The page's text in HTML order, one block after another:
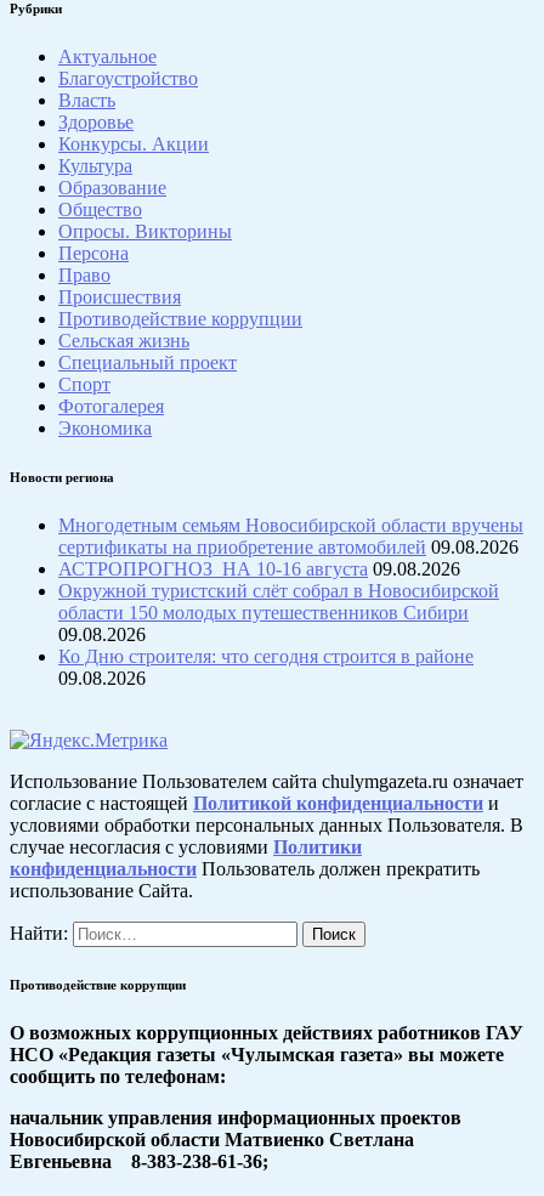
Рубрики
Актуальное
Благоустройство
Власть
Здоровье
Конкурсы. Акции
Культура
Образование
Общество
Опросы. Викторины
Персона
Право
Происшествия
Противодействие коррупции
Сельская жизнь
Специальный проект
Спорт
Фотогалерея
Экономика
Новости региона
Многодетным семьям Новосибирской области вручены
сертификаты на приобретение автомобилей 09.08.2026
АСТРОПРОГНОЗ НА 10-16 августа 09.08.2026
Окружной туристский слёт собрал в Новосибирской
области 150 молодых путешественников Сибири
09.08.2026
Ко Дню строителя: что сегодня строится в районе
09.08.2026
Использование Пользователем сайта chulymgazeta.ru означает
согласие с настоящей Политикой конфиденциальности и
условиями обработки персональных данных Пользователя. В
случае несогласия с условиями Политики
конфиденциальности Пользователь должен прекратить
использование Сайта.
Найти:
Противодействие коррупции
О возможных коррупционных действиях работников ГАУ
НСО «Редакция газеты «Чулымская газета» вы можете
сообщить по телефонам:
начальник управления информационных проектов
Новосибирской области Матвиенко Светлана
Евгеньевна 8-383-238-61-36;